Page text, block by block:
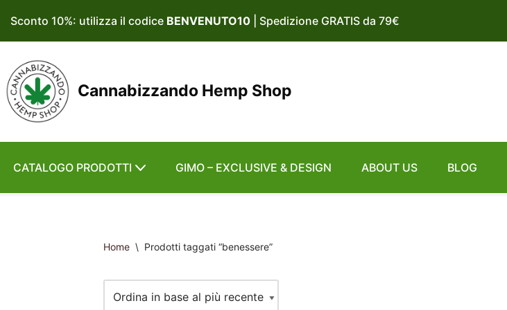
Vai
contenuto
Sconto 10%: utilizza il codice BENVENUTO10 | Spedizione GRATIS da 79€
Cannabizzando Hemp Shop
CATALOGO PRODOTTI GIMO – EXCLUSIVE & DESIGN ABOUT US BLOG
Home \ Prodotti taggati “benessere”